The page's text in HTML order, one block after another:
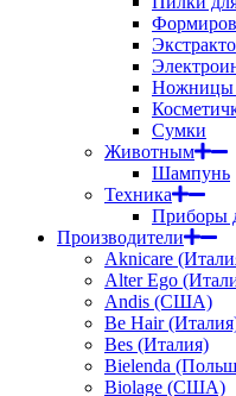
Ножницы
Сумки
Животным
Шампунь
Техника
Приборы
Производители
Aknicare
Alter Ego
Andis (США)
Be Hair
Bes (Италия)
Bielenda
Biolage (США)